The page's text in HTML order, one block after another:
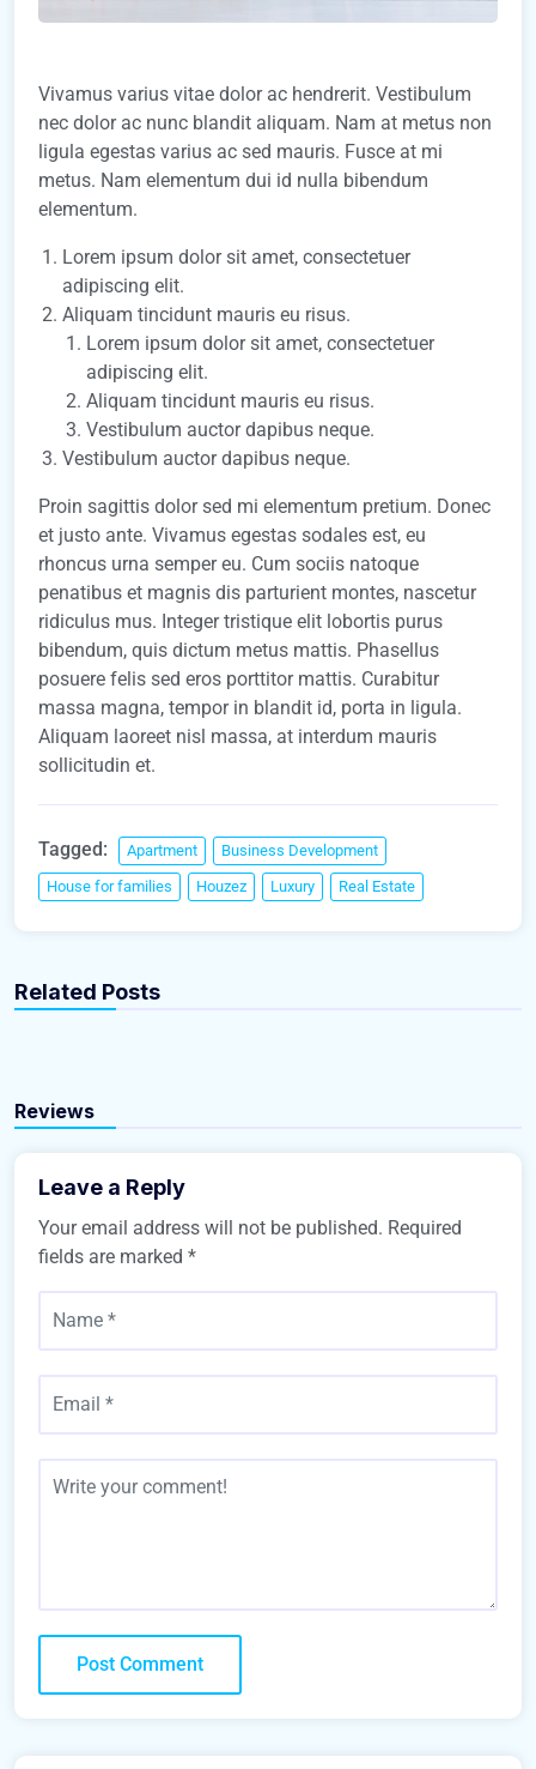
Vivamus varius vitae dolor ac hendrerit. Vestibulum
nec dolor ac nunc blandit aliquam. Nam at metus non
ligula egestas varius ac sed mauris. Fusce at mi
metus. Nam elementum dui id nulla bibendum
elementum.
Lorem ipsum dolor sit amet, consectetuer
adipiscing elit.
Aliquam tincidunt mauris eu risus.
Lorem ipsum dolor sit amet, consectetuer
adipiscing elit.
Aliquam tincidunt mauris eu risus.
Vestibulum auctor dapibus neque.
Vestibulum auctor dapibus neque.
Proin sagittis dolor sed mi elementum pretium. Donec
et justo ante. Vivamus egestas sodales est, eu
rhoncus urna semper eu. Cum sociis natoque
penatibus et magnis dis parturient montes, nascetur
ridiculus mus. Integer tristique elit lobortis purus
bibendum, quis dictum metus mattis. Phasellus
posuere felis sed eros porttitor mattis. Curabitur
massa magna, tempor in blandit id, porta in ligula.
Aliquam laoreet nisl massa, at interdum mauris
sollicitudin et.
Tagged: Apartment
Business Development
House for families
Houzez Luxury Real Estate
Related Posts
15 Best Blogs To Follow About Real Estate
5 Questions to Ask When Buying New
Apartment
Reviews
Leave a Reply
Your email address will not be published. Required
fields are marked *